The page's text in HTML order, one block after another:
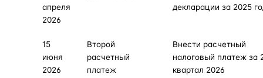
апреля
2026
декларации за 2025
15
июня
2026
Второй
расчетный
платеж
Внести расчетный
налоговый платеж за
квартал 2026